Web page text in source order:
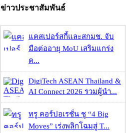
ข่าวประชาสัมพันธ์
แคสเปอร์สกี้และสกมช. จับ
มือต่ออายุ MoU เสริมแกร่ง
ค...
DigiTech ASEAN Thailand &
AI Connect 2026 รวมผู้นำ...
ทรู คอร์ปอเรชั่น ชู “4 Big
Moves” เร่งพลิกโฉมสู่ T...